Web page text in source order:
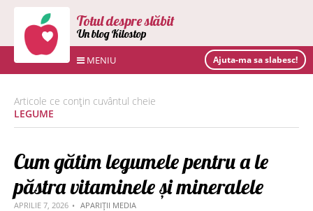
Totul despre slăbit
Un blog Kilostop
MENIU Ajuta-ma sa slabesc!
Articole ce conțin cuvântul cheie
LEGUME
Cum gătim legumele pentru a le
păstra vitaminele și mineralele
APRILIE 7, 2026 APARIȚII MEDIA